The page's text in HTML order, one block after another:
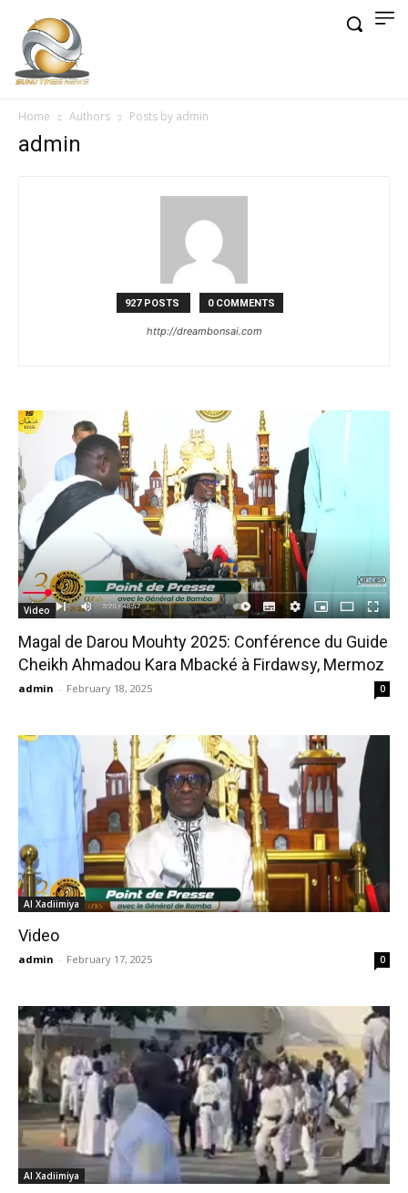
Home Authors Posts by admin
admin
927 POSTS 0 COMMENTS
http://dreambonsai.com
Video
Magal de Darou Mouhty 2025: Conférence du Guide
Cheikh Ahmadou Kara Mbacké à Firdawsy, Mermoz
admin - February 18, 2025 0
Al Xadiimiya
Video
admin - February 17, 2025 0
Al Xadiimiya